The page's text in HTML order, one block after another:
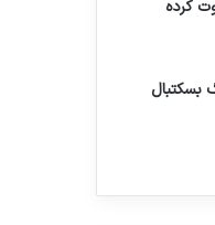
کرده
بسکتبال